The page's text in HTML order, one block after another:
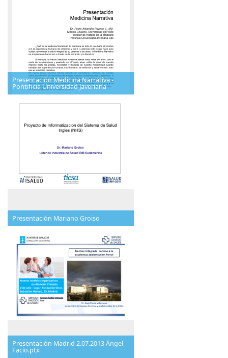
Presentación Medicina Narrativa -
Pontificia Universidad Javeriana
Presentación Mariano Groiso
Presentación Madrid 2.07.2013 Ángel
Facio.ptx